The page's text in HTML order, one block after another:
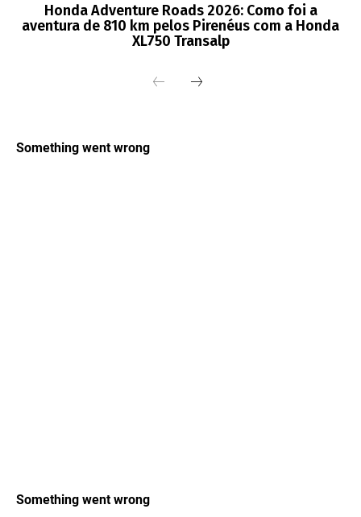
Honda Adventure Roads 2026: Como foi a
aventura de 810 km pelos Pirenéus com a Honda
XL750 Transalp